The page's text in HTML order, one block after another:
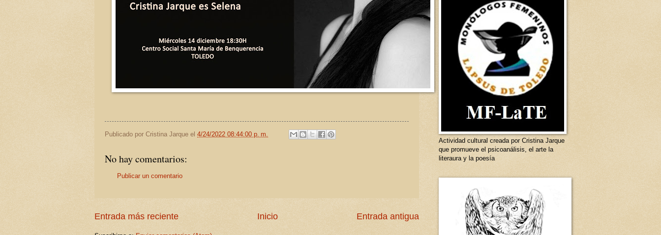
Publicado por Cristina Jarque el 4/24/2022 08:44:00 p. m.
No hay comentarios:
Publicar un comentario
Entrada más reciente Entrada antigua
Inicio
Actividad cultural creada por Cristina Jarque
que promueve el psicoanálisis, el arte la
literaura y la poesía